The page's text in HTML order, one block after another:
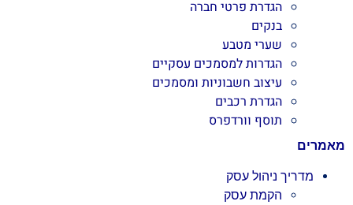
הגדרת פרטי חברה
בנקים
שערי מטבע
הגדרות למסמכים עסקיים
עיצוב חשבוניות ומסמכים
הגדרת רכבים
תוסף וורדפרס
מאמרים
מדריך ניהול עסק
הקמת עסק